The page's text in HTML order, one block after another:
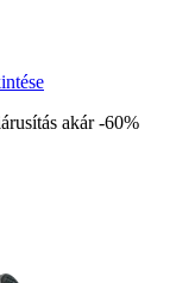
akár -60%